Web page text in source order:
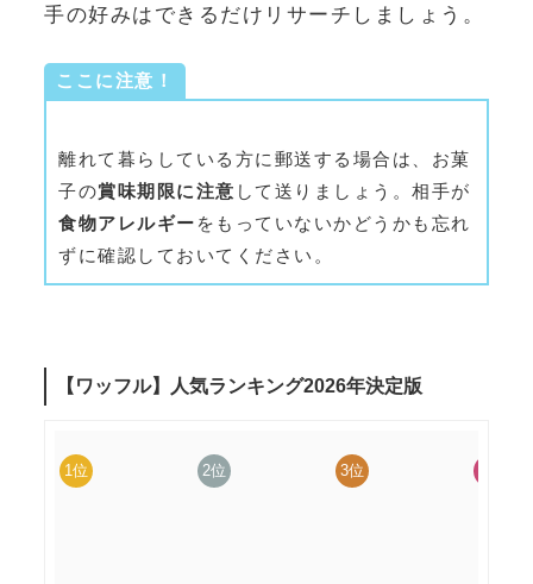
手の好みはできるだけリサーチしましょう。
ここに注意！
離れて暮らしている方に郵送する場合は、お菓
子の賞味期限に注意 して送りましょう。相手が
食物アレルギー をもっていないかどうかも忘れ
ずに確認しておいてください。